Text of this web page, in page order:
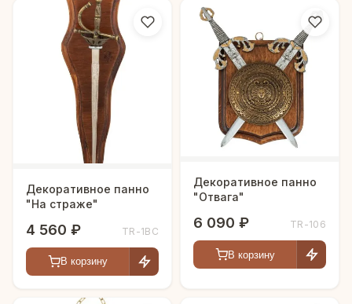
Декоративное панно
"На страже"
4 560 ₽ TR-1BC
В корзину
Декоративное панно
"Отвага"
6 090 ₽ TR-106
В корзину